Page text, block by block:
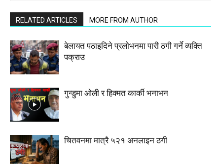
RELATED ARTICLES MORE FROM AUTHOR
बेलायत पठाइदिने प्रलाेभनमा पारी ठगी गर्ने व्यक्ति
पक्राउ
गुन्डुमा ओली र हिक्मत कार्की भनाभन
चितवनमा मात्रै ५२१ अनलाइन ठगी